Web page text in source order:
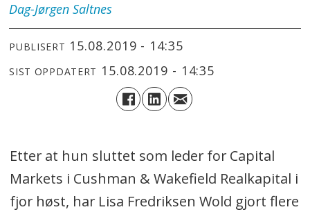
Dag-Jørgen Saltnes
PUBLISERT 15.08.2019 - 14:35
SIST OPPDATERT 15.08.2019 - 14:35
Etter at hun sluttet som leder for Capital
Markets i Cushman & Wakefield Realkapital i
fjor høst, har Lisa Fredriksen Wold gjort flere